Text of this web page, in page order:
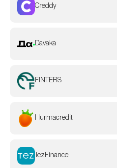
Creddy
Davaka
FINTERS
Hurmacredit
TezFinance